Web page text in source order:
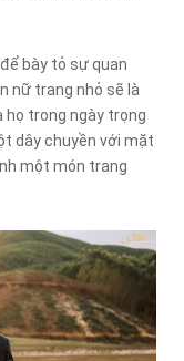
bày tỏ sự quan
nữ trang nhỏ sẽ là
họ trong ngày trọng
dây chuyền với mặt
một món trang